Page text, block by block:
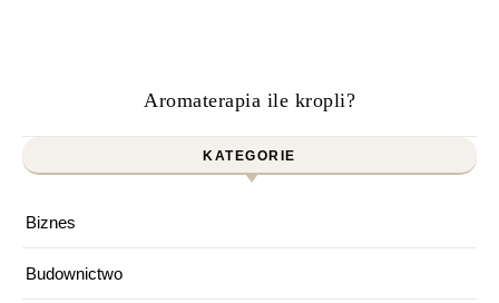
Aromaterapia ile kropli?
KATEGORIE
Biznes
Budownictwo